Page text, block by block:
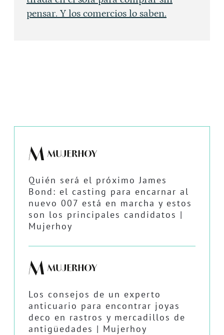
pensar. Y los comercios lo saben.
Quién será el próximo James
Bond: el casting para encarnar al
nuevo 007 está en marcha y estos
son los principales candidatos |
Mujerhoy
Los consejos de un experto
anticuario para encontrar joyas
deco en rastros y mercadillos de
antigüedades | Mujerhoy